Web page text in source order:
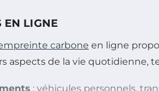
EN LIGNE
carbone en ligne
aspects de la vie quotidienne,
: véhicules personnels,